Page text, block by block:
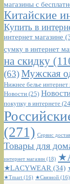
магазины с
Китайские
Купить в
интернет магазине
сумку в интернет
на скидку
(63)Мужская
Нижнее белье интернет
Новости (25)
покупку в интернете
(271) Сервис
Товары для
интернет магазин (18)
★LACYWEAR (34)
★Tmart (16) ★Связной (16)